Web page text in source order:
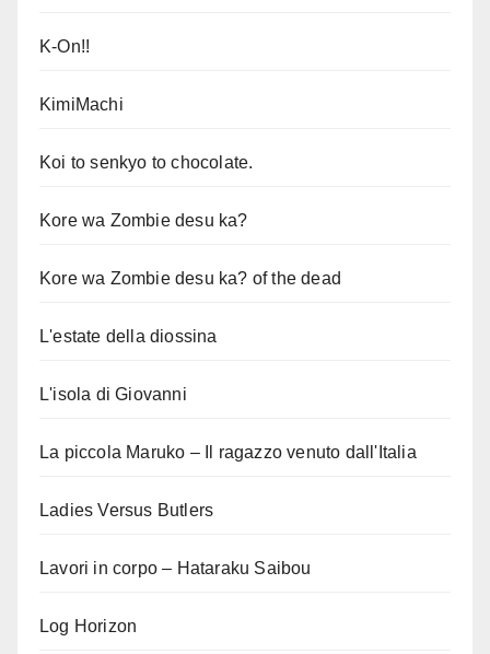
K-On!!
KimiMachi
Koi to senkyo to chocolate.
Kore wa Zombie desu ka?
Kore wa Zombie desu ka? of the dead
L'estate della diossina
L'isola di Giovanni
La piccola Maruko – Il ragazzo venuto dall'Italia
Ladies Versus Butlers
Lavori in corpo – Hataraku Saibou
Log Horizon